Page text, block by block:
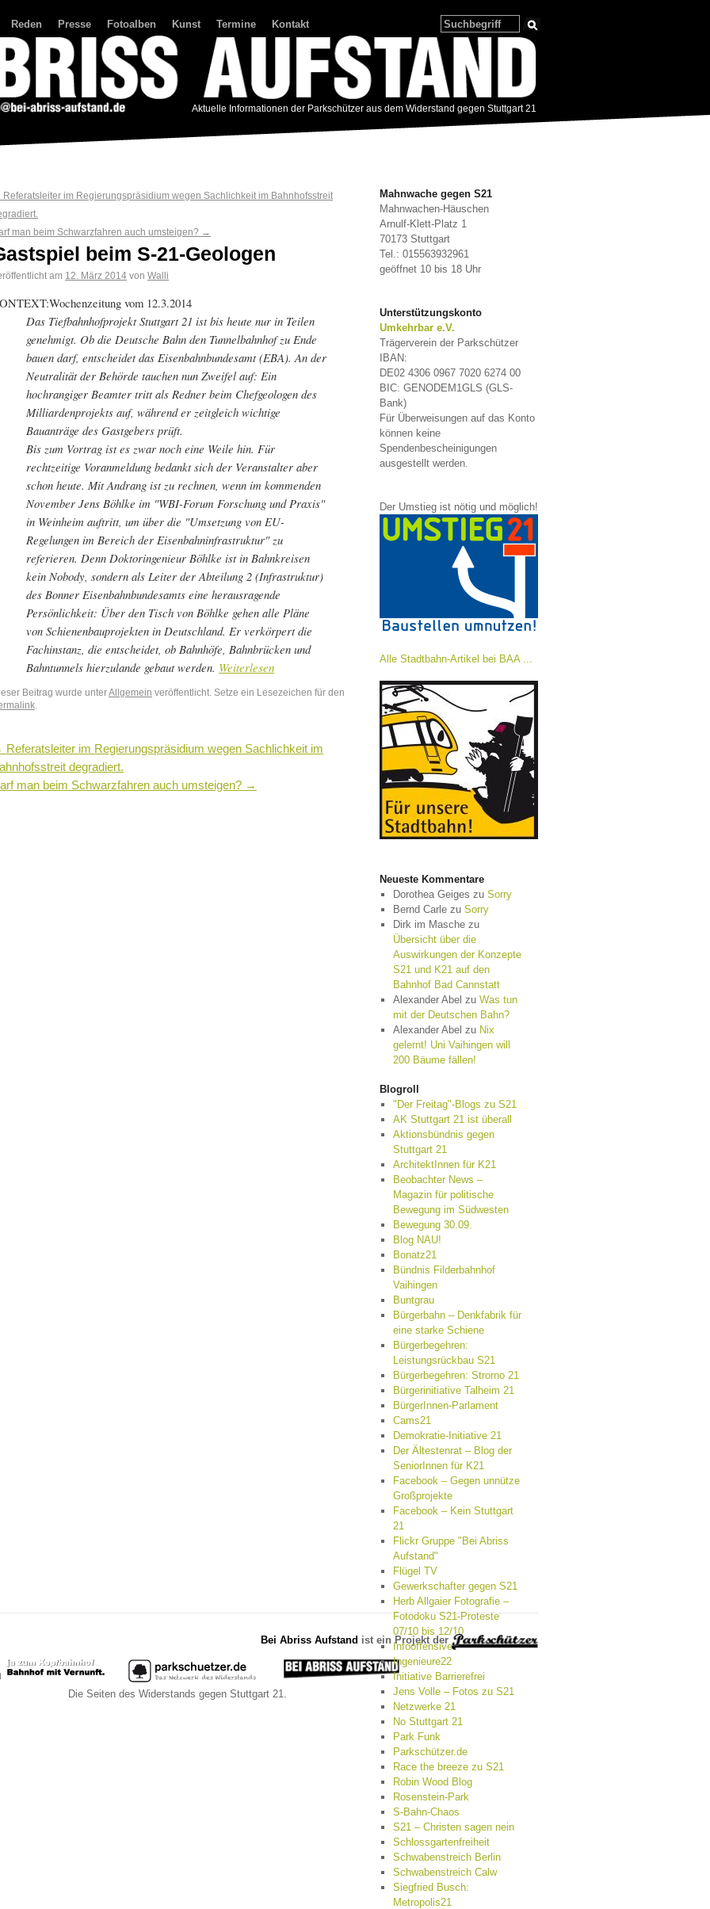
Reden Presse Fotoalben Kunst Termine Kontakt
Aktuelle Informationen der Parkschützer aus dem Widerstand gegen Stuttgart 21
Referatsleiter im Regierungspräsidium wegen Sachlichkeit im Bahnhofsstreit
man beim Schwarzfahren auch umsteigen? →
beim S-21-Geologen
am 12. März 2014 von Walli
vom 12.3.2014
Das Tiefbahnhofprojekt Stuttgart 21 ist bis heute nur in Teilen
genehmigt. Ob die Deutsche Bahn den Tunnelbahnhof zu Ende
bauen darf, entscheidet das Eisenbahnbundesamt (EBA). An der
Neutralität der Behörde tauchen nun Zweifel auf: Ein
hochrangiger Beamter tritt als Redner beim Chefgeologen des
Milliardenprojekts auf, während er zeitgleich wichtige
Bauanträge des Gastgebers prüft.
Bis zum Vortrag ist es zwar noch eine Weile hin. Für
rechtzeitige Voranmeldung bedankt sich der Veranstalter aber
schon heute. Mit Andrang ist zu rechnen, wenn im kommenden
November Jens Böhlke im "WBI-Forum Forschung und Praxis"
in Weinheim auftritt, um über die "Umsetzung von EU-
Regelungen im Bereich der Eisenbahninfrastruktur" zu
referieren. Denn Doktoringenieur Böhlke ist in Bahnkreisen
kein Nobody, sondern als Leiter der Abteilung 2 (Infrastruktur)
des Bonner Eisenbahnbundesamts eine herausragende
Persönlichkeit: Über den Tisch von Böhlke gehen alle Pläne
von Schienenbauprojekten in Deutschland. Er verkörpert die
Fachinstanz, die entscheidet, ob Bahnhöfe, Bahnbrücken und
Bahntunnels hierzulande gebaut werden. Weiterlesen
Beitrag wurde unterAllgemein veröffentlicht. Setze ein Lesezeichen für den
Referatsleiter im Regierungspräsidium wegen Sachlichkeit im
degradiert.
man beim Schwarzfahren auch umsteigen? →
Mahnwache gegen S21
Mahnwachen-Häuschen
Arnulf-Klett-Platz 1
70173 Stuttgart
Tel.: 015563932961
geöffnet 10 bis 18 Uhr
Unterstützungskonto
Umkehrbar e.V.
Trägerverein der Parkschützer
IBAN:
DE02 4306 0967 7020 6274 00
BIC: GENODEM1GLS (GLS-
Bank)
Für Überweisungen auf das Konto
können keine
Spendenbescheinigungen
ausgestellt werden.
Der Umstieg ist nötig und möglich!
Alle Stadtbahn-Artikel bei BAA ...
Neueste Kommentare
Dorothea Geiges zu Sorry
Bernd Carlezu Sorry
Dirk im Maschezu
Übersicht über die
Auswirkungen der Konzepte
S21 und K21 auf den
Bahnhof Bad Cannstatt
Alexander Abel zu Was tun
mit der Deutschen Bahn?
Alexander Abel zu Nix
gelernt! Uni Vaihingen will
200 Bäume fällen!
Blogroll
"Der Freitag"-Blogs zu S21
AK Stuttgart 21 ist überall
Aktionsbündnis gegen
Stuttgart 21
ArchitektInnen für K21
Beobachter News –
Magazin für politische
Bewegung im Südwesten
Bewegung 30.09.
Blog NAU!
Bonatz21
Bündnis Filderbahnhof
Vaihingen
Buntgrau
Bürgerbahn – Denkfabrik für
eine starke Schiene
Bürgerbegehren:
Leistungsrückbau S21
Bürgerbegehren: Strorno 21
Bürgerinitiative Talheim 21
BürgerInnen-Parlament
Cams21
Demokratie-Initiative 21
Der Ältestenrat – Blog der
SeniorInnen für K21
Facebook – Gegen unnütze
Großprojekte
Facebook – Kein Stuttgart
21
Flickr Gruppe "Bei Abriss
Aufstand"
Flügel TV
Gewerkschafter gegen S21
Herb Allgaier Fotografie –
Fotodoku S21-Proteste
07/10 bis 12/10
Infooffensive
Ingenieure22
Initiative Barrierefrei
Jens Volle – Fotos zu S21
Netzwerke 21
No Stuttgart 21
Park Funk
Parkschützer.de
Race the breeze zu S21
Robin Wood Blog
Rosenstein-Park
S-Bahn-Chaos
S21 – Christen sagen nein
Schlossgartenfreiheit
Schwabenstreich Berlin
Schwabenstreich Calw
Siegfried Busch:
Metropolis21
Bei Abriss Aufstand ist ein Projekt der
Die Seiten des Widerstands gegen Stuttgart 21.